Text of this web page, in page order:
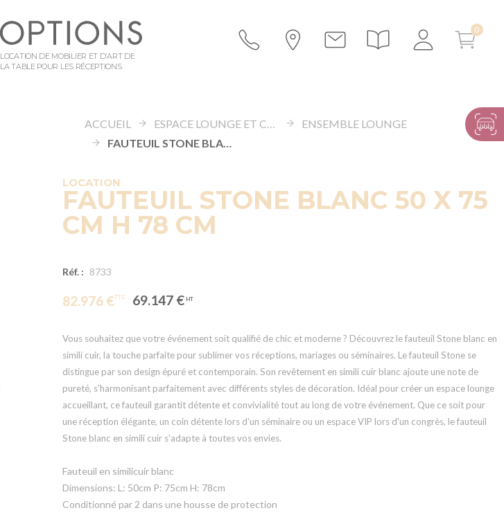
LOCATION DE MOBILIER ET D’ART DE
LA TABLE POUR LES RÉCEPTIONS
ACCUEIL ESPACE LOUNGE ET CANAPÉS
ENSEMBLE LOUNGE
FAUTEUIL STONE BLANC 50 X 75 CM H 78 CM
LOCATION
FAUTEUIL STONE BLANC 50 X 75
CM H 78 CM
Réf. : 8733
82.976 € 69.147 €
Vous souhaitez que votre événement soit qualifié de chic et moderne ? Découvrez le fauteuil Stone blanc en
simili cuir, la touche parfaite pour sublimer vos réceptions, mariages ou séminaires. Le fauteuil Stone se
distingue par son design épuré et contemporain. Son revêtement en simili cuir blanc ajoute une note de
pureté, s'harmonisant parfaitement avec différents styles de décoration. Idéal pour créer un espace lounge
accueillant, ce fauteuil garantit détente et convivialité tout au long de votre événement. Que ce soit pour
une réception élégante, un coin détente lors d'un séminaire ou un espace VIP lors d'un congrès, le fauteuil
Stone blanc en simili cuir s'adapte à toutes vos envies.
Fauteuil en similicuir blanc
Dimensions: L: 50cm P: 75cm H: 78cm
Conditionné par 2 dans une housse de protection